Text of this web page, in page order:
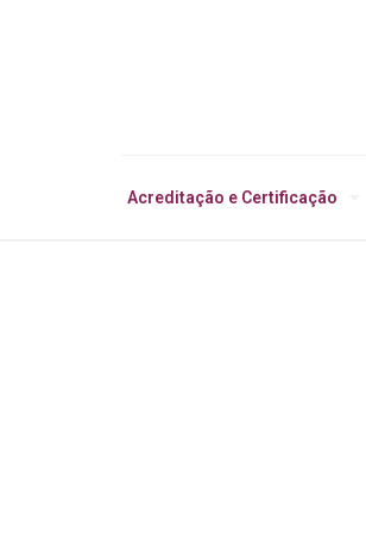
Acreditação e Certificação